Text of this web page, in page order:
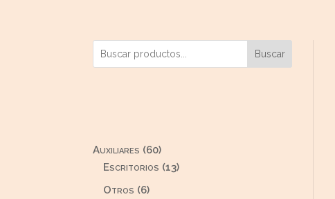
Buscar
Auxiliares 6060
productos
Escritorios 1313
Otros 66